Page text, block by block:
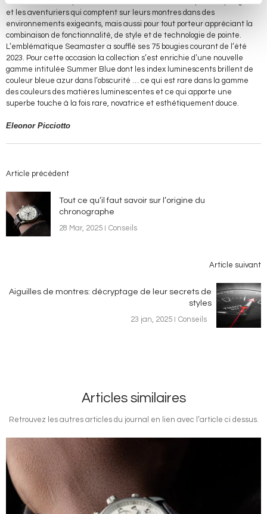
et les aventuriers qui comptent sur leurs montres dans des
environnements exigeants, mais aussi pour tout porteur appréciant la
combinaison de fonctionnalité, de style et de technologie de pointe.
L’emblématique Seamaster a soufflé ses 75 bougies courant de l’été
2023. Pour cette occasion la collection s’est enrichie d’une nouvelle
gamme intitulée Summer Blue dont les index luminescents brillent de
couleur bleue azur dans l’obscurité … ce qui est rare dans la gamme
des couleurs des matières luminescentes et ce qui apporte une
superbe touche à la fois rare, novatrice et esthétiquement douce.
Eleonor Picciotto
Article précédent
Tout ce qu’il faut savoir sur l’origine du
chronographe
28 Mar, 2025
Conseils
Article suivant
Aiguilles de montres: décryptage de leur secrets de
styles
23 jan, 2025
Conseils
Articles similaires
Retrouvez les autres articles du journal en lien avec l’article ci dessus.
Image